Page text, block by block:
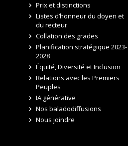
Prix et distinctions
Listes d’honneur du doyen et
du recteur
Collation des grades
Planification stratégique 2023-
2028
Équité, Diversité et Inclusion
Relations avec les Premiers
Peuples
IA générative
Nos baladodiffusions
Nous joindre